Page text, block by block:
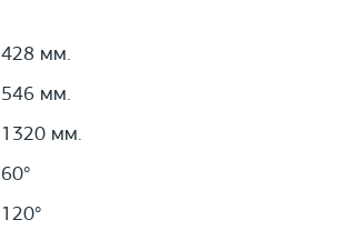
428 мм.
546 мм.
1320 мм.
60°
120°